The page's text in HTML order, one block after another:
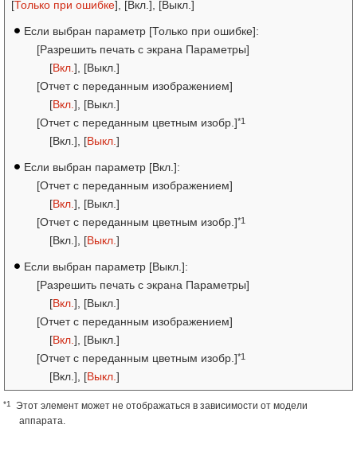
[Только при ошибке], [Вкл.], [Выкл.]
Если выбран параметр [Только при ошибке]:
[Разрешить печать с экрана Параметры]
[Вкл. ], [Выкл.]
[Отчет с переданным изображением]
[Вкл. ], [Выкл.]
[Отчет с переданным цветным изобр.]*1
[Вкл.], [Выкл. ]
Если выбран параметр [Вкл.]:
[Отчет с переданным изображением]
[Вкл. ], [Выкл.]
[Отчет с переданным цветным изобр.]*1
[Вкл.], [Выкл. ]
Если выбран параметр [Выкл.]:
[Разрешить печать с экрана Параметры]
[Вкл. ], [Выкл.]
[Отчет с переданным изображением]
[Вкл. ], [Выкл.]
[Отчет с переданным цветным изобр.]*1
[Вкл.], [Выкл. ]
*1
Этот элемент может не отображаться в зависимости от модели
аппарата.